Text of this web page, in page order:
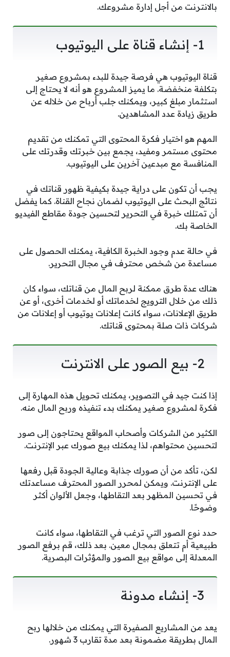
بالانترنت من أجل إدارة مشروعك.
1- إنشاء قناة على اليوتيوب
قناة اليوتيوب هي فرصة جيدة للبدء بمشروع صغير
بتكلفة منخفضة. ما يميز المشروع هو أنه لا يحتاج إلى
استثمار مبلغ كبير، ويمكنك جلب أرباح من خلاله عن
طريق زيادة عدد المشاهدين.
المهم هو اختيار فكرة المحتوى التي تمكنك من تقديم
محتوى مستمر ومفيد، يجمع بين خبرتك وقدرتك على
المنافسة مع مبدعين آخرين على اليوتيوب.
يجب أن تكون على دراية جيدة بكيفية ظهور قناتك في
نتائج البحث على اليوتيوب لضمان نجاح القناة. كما يفضل
أن تمتلك خبرة في التحرير لتحسين جودة مقاطع الفيديو
الخاصة بك.
في حالة عدم وجود الخبرة الكافية، يمكنك الحصول على
مساعدة من شخص محترف في مجال التحرير.
هناك عدة طرق ممكنة لربح المال من قناتك، سواء كان
ذلك من خلال الترويج لخدماتك أو لخدمات أخرى، أو عن
طريق الإعلانات، سواء كانت إعلانات يوتيوب أو إعلانات من
شركات ذات صلة بمحتوى قناتك.
2- بيع الصور على الانترنت
إذا كنت جيد في التصوير، يمكنك تحويل هذه المهارة إلى
فكرة لمشروع صغير يمكنك بدء تنفيذه وربح المال منه.
الكثير من الشركات وأصحاب المواقع يحتاجون إلى صور
لتحسين محتواهم، لذا يمكنك بيع صورك عبر الإنترنت.
لكن، تأكد من أن صورك جذابة وعالية الجودة قبل رفعها
على الإنترنت. ويمكن لمحرر الصور المحترف مساعدتك
في تحسين المظهر بعد التقاطها، وجعل الألوان أكثر
وضوحًا.
حدد نوع الصور التي ترغب في التقاطها، سواء كانت
طبيعية أم تتعلق بمجال معين. بعد ذلك، قم برفع الصور
المعدلة إلى مواقع بيع الصور والمؤثرات البصرية.
3- إنشاء مدونة
يعد من المشاريع الصفيرة التي يمكنك من خلالها ربح
المال بطريقة مضمونة بعد مدة تقارب 3 شهور.